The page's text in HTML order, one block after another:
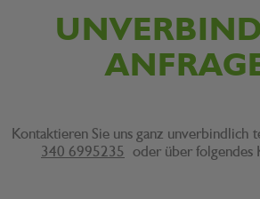
Kontaktieren Sie uns ganz unverbindlich
340 6995235 oder über folgendes